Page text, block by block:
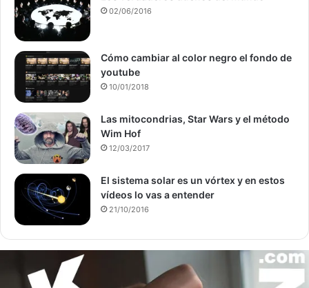
02/06/2016
Cómo cambiar al color negro el fondo de
youtube
10/01/2018
Las mitocondrias, Star Wars y el método
Wim Hof
12/03/2017
El sistema solar es un vórtex y en estos
vídeos lo vas a entender
21/10/2016